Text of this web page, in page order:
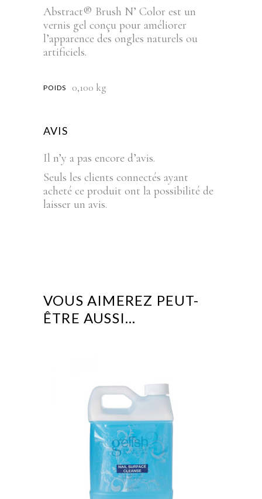
Abstract® Brush N’ Color est un
vernis gel conçu pour améliorer
l’apparence des ongles naturels ou
artificiels.
POIDS 0,100 kg
AVIS
Il n’y a pas encore d’avis.
Seuls les clients connectés ayant
acheté ce produit ont la possibilité de
laisser un avis.
VOUS AIMEREZ PEUT-
ÊTRE AUSSI…